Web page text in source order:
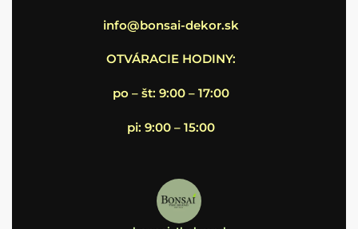
info@bonsai-dekor.sk
OTVÁRACIE HODINY:
po – št: 9:00 – 17:00
pi: 9:00 – 15:00